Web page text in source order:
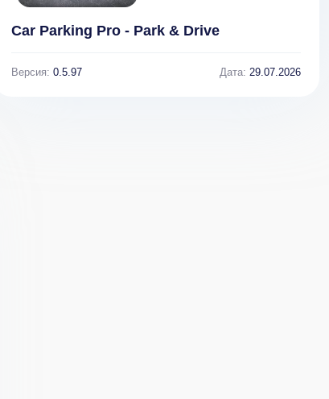
Car Parking Pro - Park & Drive
Версия: 0.5.97 Дата: 29.07.2026